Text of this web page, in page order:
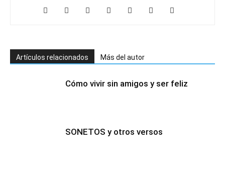
Artículos relacionados Más del autor
Cómo vivir sin amigos y ser feliz
SONETOS y otros versos